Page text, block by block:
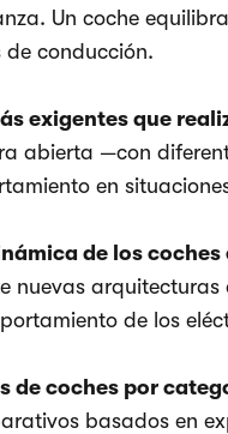
Un coche
de conducción.
exigentes que
abierta —con
en
de los
nuevas
de los
de coches por
basados en